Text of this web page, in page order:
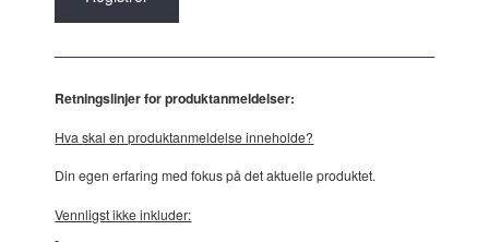
Retningslinjer for produktanmeldelser:
Hva skal en produktanmeldelse inneholde?
Din egen erfaring med fokus på det aktuelle produktet.
Vennligst ikke inkluder: